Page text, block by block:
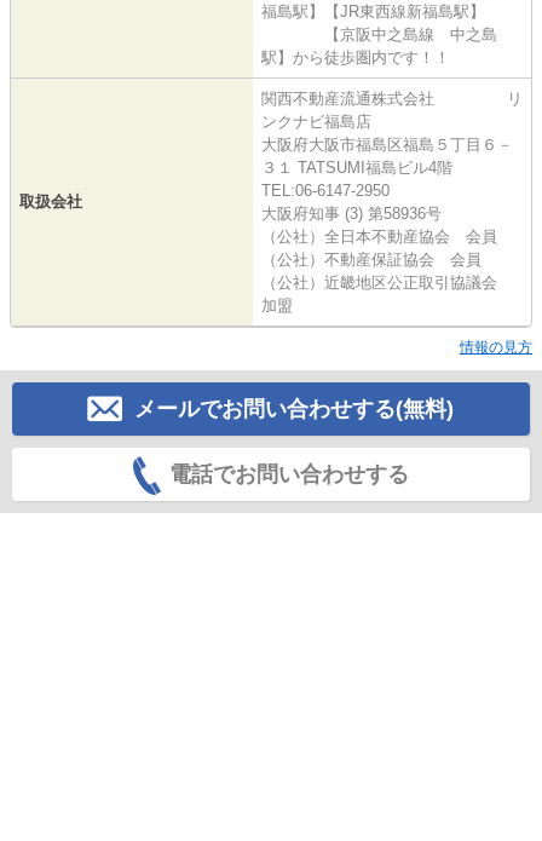
福島駅】【JR東西線新福島駅】
【京阪中之島線 中之島
駅】から徒歩圏内です！！
取扱会社
関西不動産流通株式会社 リ
ンクナビ福島店
大阪府大阪市福島区福島５丁目６－
３１ TATSUMI福島ビル4階
TEL:06-6147-2950
大阪府知事 (3) 第58936号
（公社）全日本不動産協会 会員
（公社）不動産保証協会 会員
（公社）近畿地区公正取引協議会
加盟
情報の見方
メールでお問い合わせする(無料)
電話でお問い合わせする